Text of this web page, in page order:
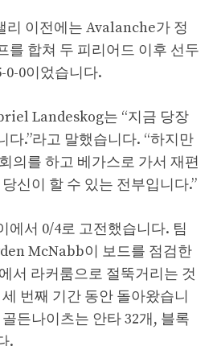
이전에는 Avalanche가 정
를 합쳐 두 피리어드 이후 선두
0-0이었습니다.
Landeskog는 “지금 당장
다.”라고 말했습니다. “하지만
의를 하고 베가스로 가서 재편
신이 할 수 있는 전부입니다.”
에서 0/4로 고전했습니다. 팀
McNabb이 보드를 점검한
서 라커룸으로 절뚝거리는 것
번째 기간 동안 돌아왔습니
든나이츠는 안타 32개, 블록
.